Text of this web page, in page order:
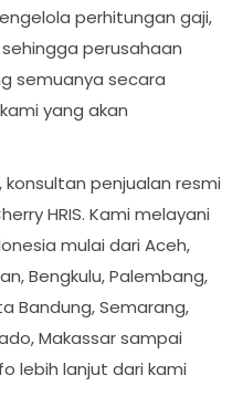
perhitungan gaji,
perusahaan
semuanya secara
yang akan
konsultan penjualan resmi
HRIS. Kami melayani
mulai dari Aceh,
Bengkulu, Palembang,
Bandung, Semarang,
Makassar sampai
lebih lanjut dari kami